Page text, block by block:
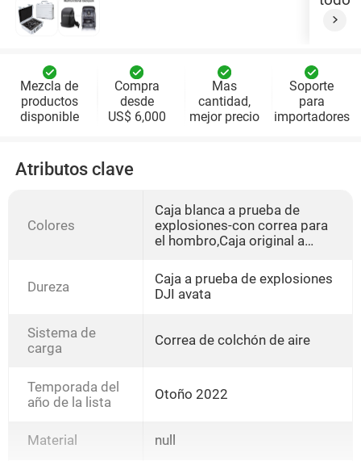
Mezcla de
productos
disponible
Compra
desde
US$ 6,000
Mas
cantidad,
mejor precio
Soporte
para
importadores
Atributos clave
Colores
Caja blanca a prueba de
explosiones-con correa para
el hombro,Caja original a
avata,Mochila original avata
Dureza
Caja a prueba de explosiones
DJI avata
Sistema de
carga
Correa de colchón de aire
Temporada del
año de la lista
Otoño 2022
Material null